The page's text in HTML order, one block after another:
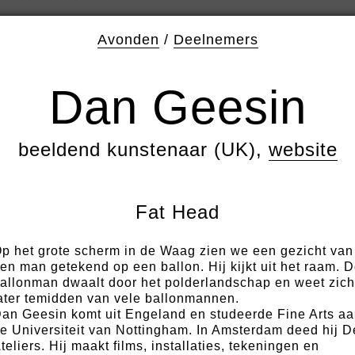
Avonden / Deelnemers
Dan Geesin
beeldend kunstenaar (UK), website
Fat Head
het grote scherm in de Waag zien we een gezicht van
man getekend op een ballon. Hij kijkt uit het raam.
dwaalt door het polderlandschap en weet zich
temidden van vele ballonmannen.
Geesin komt uit Engeland en studeerde Fine Arts
Universiteit van Nottingham. In Amsterdam deed hij
Hij maakt films, installaties, tekeningen en